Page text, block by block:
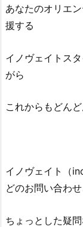
あなたのオリエ
援する
イノヴェイトス
がら
これからもどん
イノヴェイト（
どのお問い合わせ
ちょっとした疑